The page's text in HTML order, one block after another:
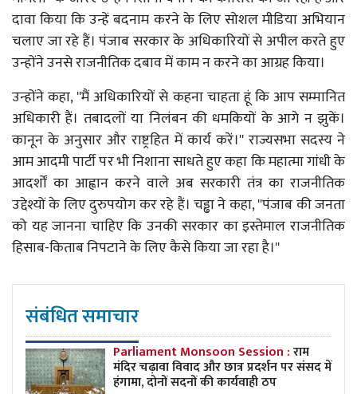
दावा किया कि उन्हें बदनाम करने के लिए सोशल मीडिया अभियान
चलाए जा रहे हैं। पंजाब सरकार के अधिकारियों से अपील करते हुए
उन्होंने उनसे राजनीतिक दबाव में काम न करने का आग्रह किया।
उन्होंने कहा, ''मैं अधिकारियों से कहना चाहता हूं कि आप सम्मानित
अधिकारी हैं। तबादलों या निलंबन की धमकियों के आगे न झुकें।
कानून के अनुसार और राष्ट्रहित में कार्य करें।'' राज्यसभा सदस्य ने
आम आदमी पार्टी पर भी निशाना साधते हुए कहा कि महात्मा गांधी के
आदर्शों का आह्वान करने वाले अब सरकारी तंत्र का राजनीतिक
उद्देश्यों के लिए दुरुपयोग कर रहे हैं। चड्ढा ने कहा, ''पंजाब की जनता
को यह जानना चाहिए कि उनकी सरकार का इस्तेमाल राजनीतिक
हिसाब-किताब निपटाने के लिए कैसे किया जा रहा है।''
संबंधित समाचार
Parliament Monsoon Session :राम
मंदिर चढ़ावा विवाद और छात्र प्रदर्शन पर संसद में
हंगामा, दोनों सदनों की कार्यवाही ठप